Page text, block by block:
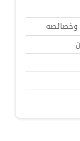
وخصائصه